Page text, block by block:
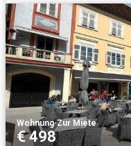
Wohnung·Zur Miete
€ 498